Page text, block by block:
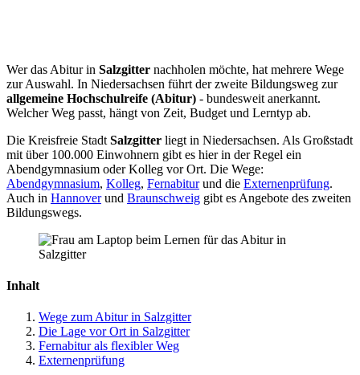
Wer das Abitur in Salzgitter nachholen möchte, hat mehrere Wege
zur Auswahl. In Niedersachsen führt der zweite Bildungsweg zur
allgemeine Hochschulreife (Abitur) - bundesweit anerkannt.
Welcher Weg passt, hängt von Zeit, Budget und Lerntyp ab.
Die Kreisfreie Stadt Salzgitter liegt in Niedersachsen. Als Großstadt
mit über 100.000 Einwohnern gibt es hier in der Regel ein
Abendgymnasium oder Kolleg vor Ort. Die Wege:
Abendgymnasium, Kolleg, Fernabiturund die Externenprüfung.
Auch in Hannoverund Braunschweig gibt es Angebote des zweiten
Bildungswegs.
Inhalt
Wege zum Abitur in Salzgitter
Die Lage vor Ort in Salzgitter
Fernabitur als flexibler Weg
Externenprüfung